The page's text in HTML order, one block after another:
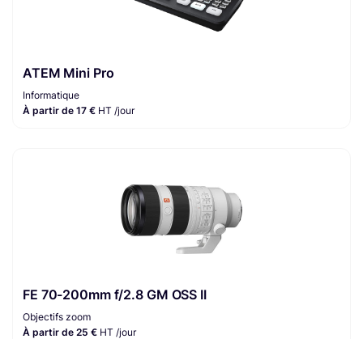
ATEM Mini Pro
Informatique
À partir de 17 € HT /jour
FE 70-200mm f/2.8 GM OSS II
Objectifs zoom
À partir de 25 € HT /jour